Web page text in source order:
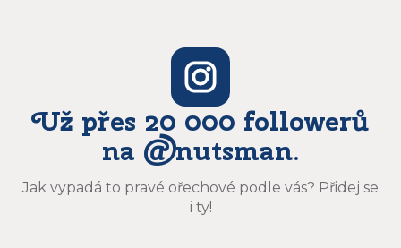
Už přes 20 000 followerů
na @nutsman.
Jak vypadá to pravé ořechové podle vás? Přidej se
i ty!